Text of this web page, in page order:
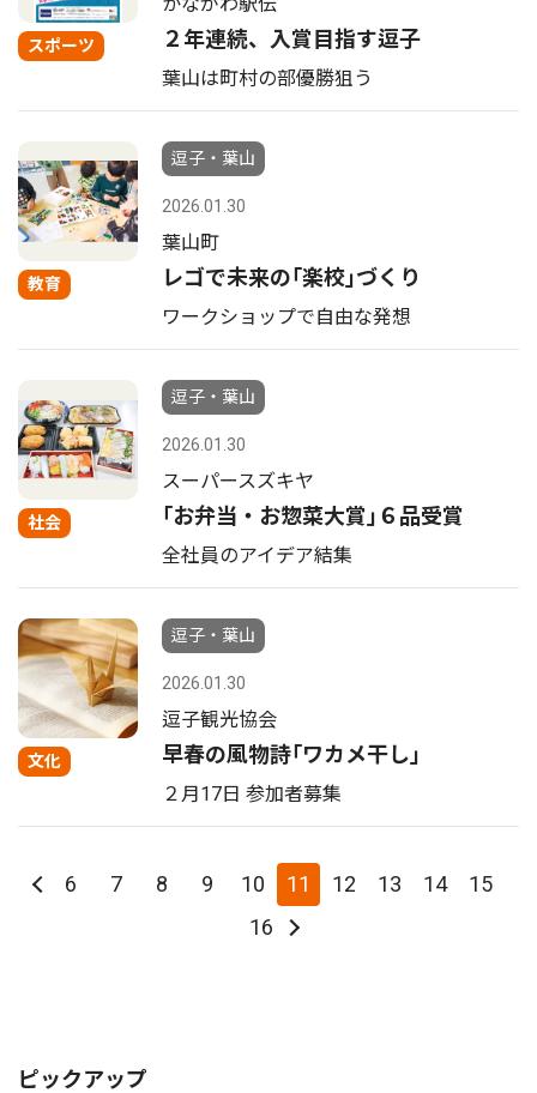
スポーツ ２年連続、入賞目指す逗子
葉山は町村の部優勝狙う
教育
逗子・葉山
2026.01.30
葉山町
レゴで未来の｢楽校｣づくり
ワークショップで自由な発想
社会
逗子・葉山
2026.01.30
スーパースズキヤ
｢お弁当・お惣菜大賞｣６品受賞
全社員のアイデア結集
文化
逗子・葉山
2026.01.30
逗子観光協会
早春の風物詩｢ワカメ干し｣
２月17日 参加者募集
6 7 8 9 10 11 12 13 14
15
16
ピックアップ